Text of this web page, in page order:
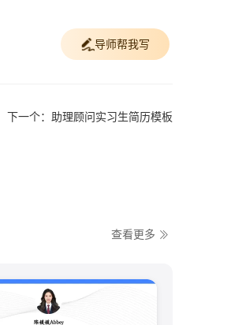
导师帮我写
下一个：助理顾问实习生简历模板
查看更多